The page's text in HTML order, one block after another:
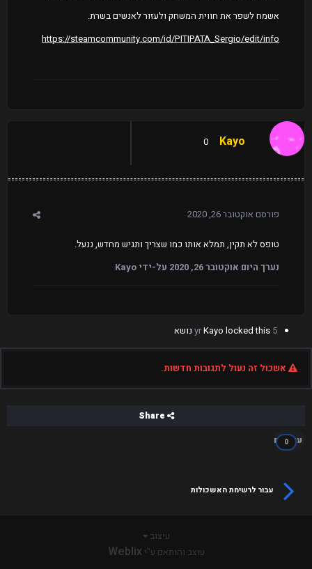
אשמח לשפר את חווית המשחק ולעזור לאנשים בשרת.
https://steamcommunity.com/id/PITIPATA_Sergio/edit/info
Kayo
0
פורסם אוקטובר 26, 2020
טופס לא תקין, תמלא אותו כמו שצריך ותגיש מחדש, ננעל.
נערך היום אוקטובר 26, 2020 על-ידי Kayo
5 yr
Kayo locked this נושא
אשכול זה נעול לתגובות חדשות.
עוקבים
0
עבור לרשימת האשכולות
עיצוב
עוצב והותאם ע"יWeblix